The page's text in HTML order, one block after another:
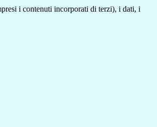
i contenuti incorporati di terzi), i dati, i